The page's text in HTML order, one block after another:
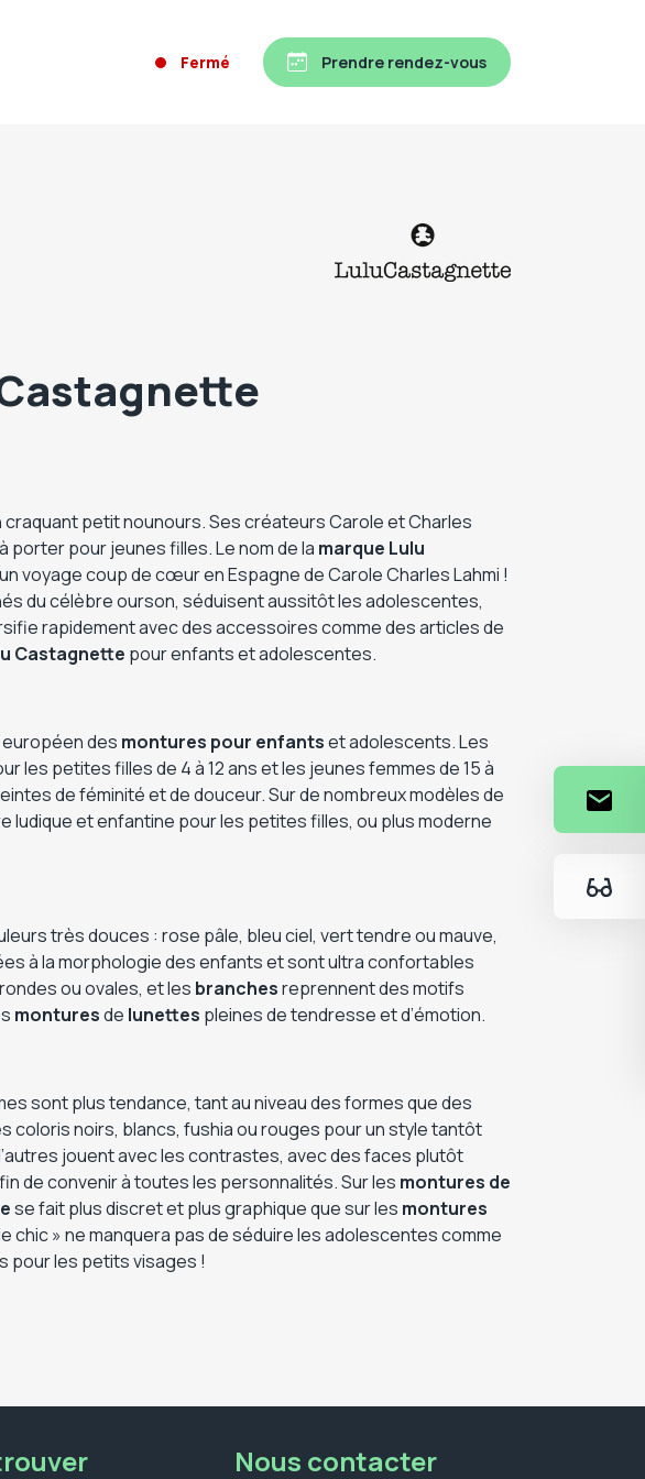
Fermé Prendre rendez-vous
petit nounours. Ses créateurs Carole et Charles
pour jeunes filles. Le nom de la marque Lulu
voyage coup de cœur en Espagne de Carole Charles Lahmi !
du célèbre ourson, séduisent aussitôt les adolescentes,
rapidement avec des accessoires comme des articles de
Castagnette pour enfants et adolescentes.
des montures pour enfantset adolescents. Les
petites filles de 4 à 12 ans et les jeunes femmes de 15 à
de féminité et de douceur. Sur de nombreux modèles de
ludique et enfantine pour les petites filles, ou plus moderne
très douces : rose pâle, bleu ciel, vert tendre ou mauve,
à la morphologie des enfants et sont ultra confortables
ou ovales, et les branchesreprennent des motifs
monturesde lunettes pleines de tendresse et d’émotion.
sont plus tendance, tant au niveau des formes que des
coloris noirs, blancs, fushia ou rouges pour un style tantôt
jouent avec les contrastes, avec des faces plutôt
de convenir à toutes les personnalités. Sur les montures de
se fait plus discret et plus graphique que sur les montures
chic » ne manquera pas de séduire les adolescentes comme
pour les petits visages !
Nous contacter